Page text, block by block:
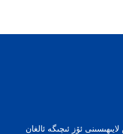
ئۆز ئىچىگە ئالغان